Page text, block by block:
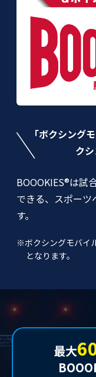
「ボクシング
ク
BOOOKIES®は試
できる、スポーツ
す。
※ボクシングモバイ
となります。
最大